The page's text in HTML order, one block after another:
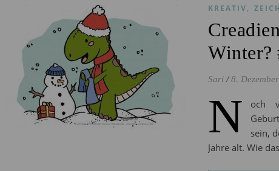
KREATIV,
Winter?
Sari / 8.
N
och
sein,
Jahre alt. Wie